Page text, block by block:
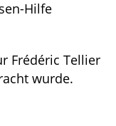
Hilfe
Frédéric Tellier
wurde.